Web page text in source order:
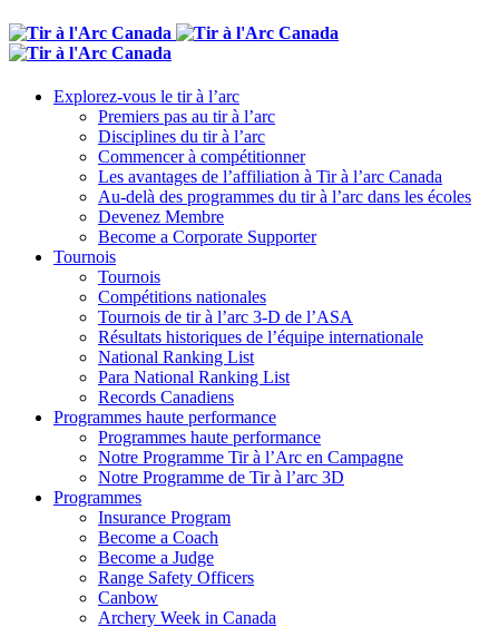
Explorez-vous le tir à l’arc
Premiers pas au tir à l’arc
Disciplines du tir à l’arc
Commencer à compétitionner
Les avantages de l’affiliation à Tir à l’arc Canada
Au-delà des programmes du tir à l’arc dans les écoles
Devenez Membre
Become a Corporate Supporter
Tournois
Tournois
Compétitions nationales
Tournois de tir à l’arc 3-D de l’ASA
Résultats historiques de l’équipe internationale
National Ranking List
Para National Ranking List
Records Canadiens
Programmes haute performance
Programmes haute performance
Notre Programme Tir à l’Arc en Campagne
Notre Programme de Tir à l’arc 3D
Programmes
Insurance Program
Become a Coach
Become a Judge
Range Safety Officers
Canbow
Archery Week in Canada